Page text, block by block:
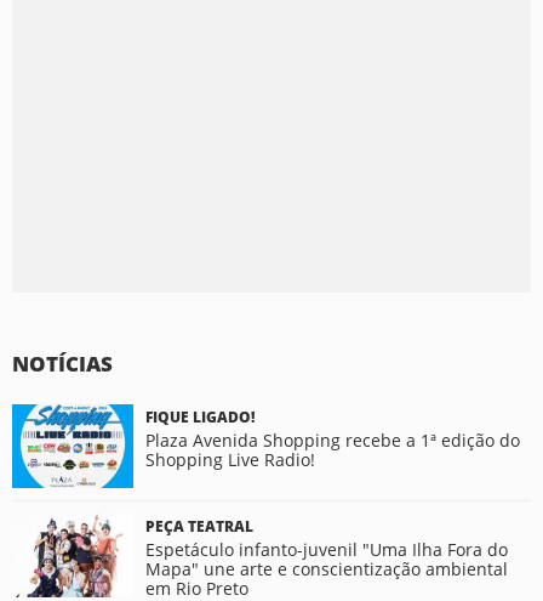
NOTÍCIAS
FIQUE LIGADO!
Plaza Avenida Shopping recebe a 1ª edição do
Shopping Live Radio!
PEÇA TEATRAL
Espetáculo infanto-juvenil "Uma Ilha Fora do
Mapa" une arte e conscientização ambiental
em Rio Preto